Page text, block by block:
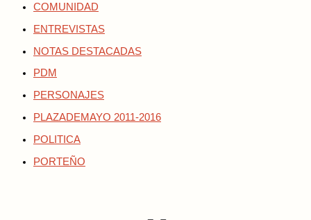
COMUNIDAD
ENTREVISTAS
NOTAS DESTACADAS
PDM
PERSONAJES
PLAZADEMAYO 2011-2016
POLITICA
PORTEÑO